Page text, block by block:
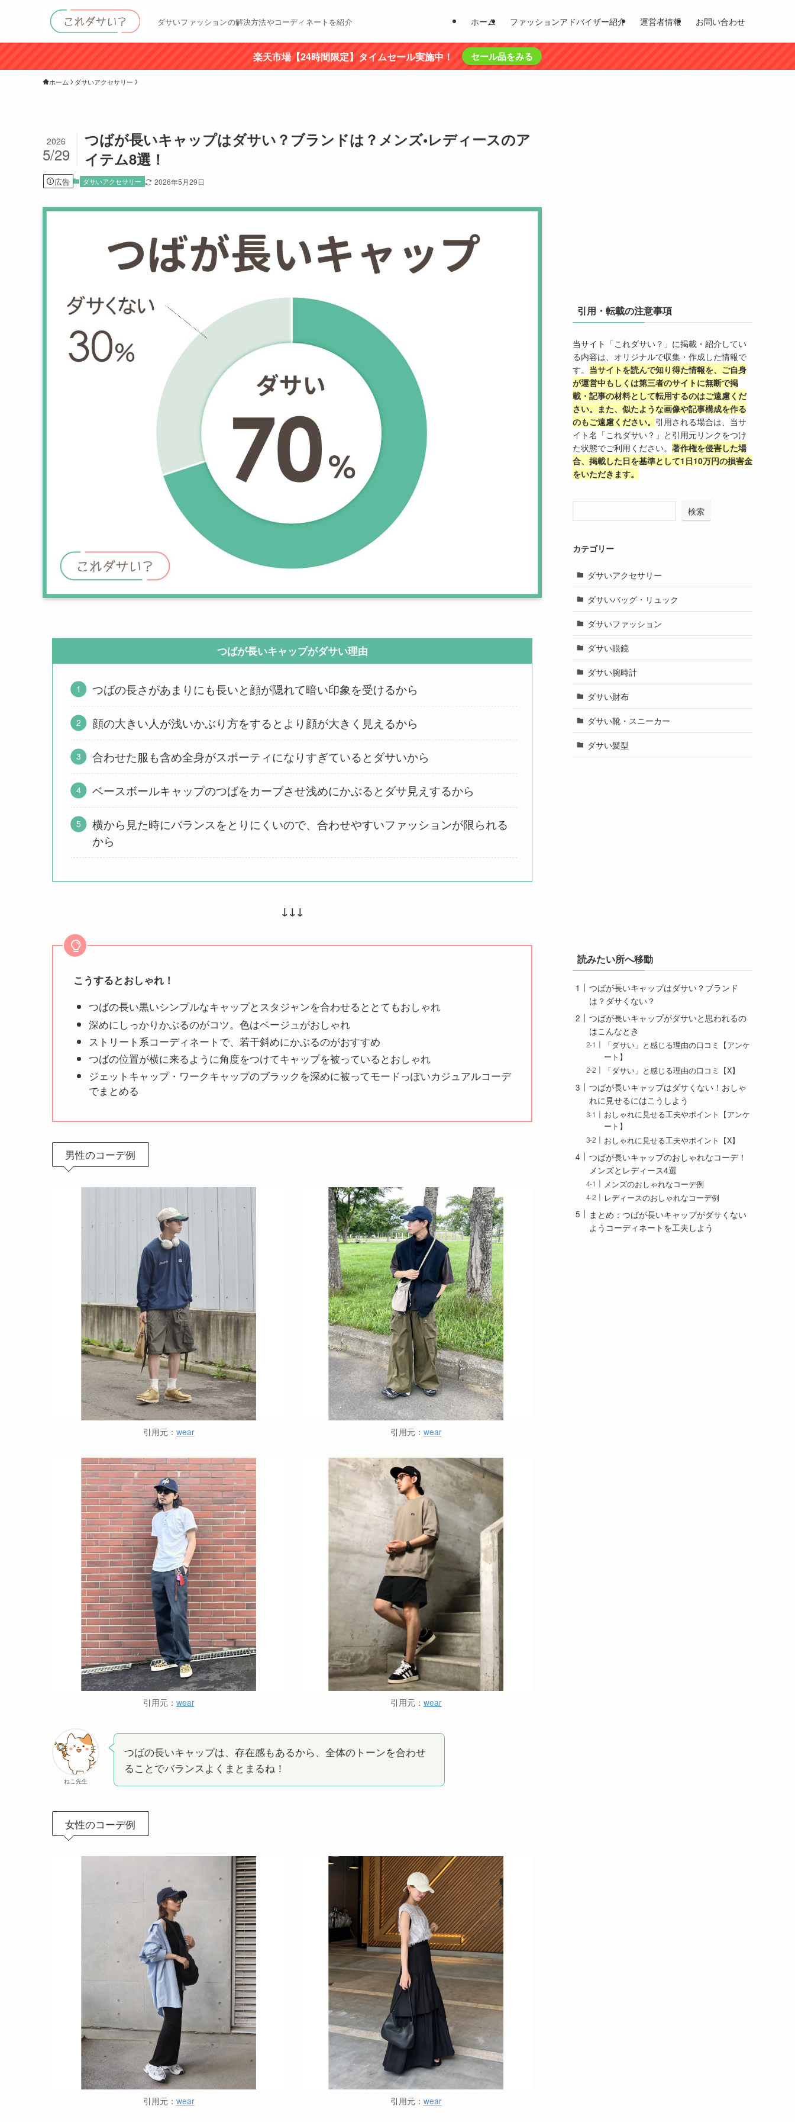
ダサいファッションの解決方法やコーディネートを紹介 ホーム ファッションアドバイザー紹介 運営者情報 お問い合わせ
楽天市場【24時間限定】タイムセール実施中！ セール品をみる
ホーム ダサいアクセサリー
つばが長いキャップはダサい？ブランドは？メンズ•レディースのア
イテム8選！
2026
5/29
広告 ダサいアクセサリー 2026年5月29日
つばが長いキャップがダサい理由
つばの長さがあまりにも長いと顔が隠れて暗い印象を受けるから
顔の大きい人が浅いかぶり方をするとより顔が大きく見えるから
合わせた服も含め全身がスポーティになりすぎているとダサいから
ベースボールキャップのつばをカーブさせ浅めにかぶるとダサ見えするから
横から見た時にバランスをとりにくいので、合わせやすいファッションが限られる
から
↓↓↓
こうするとおしゃれ！
つばの長い黒いシンプルなキャップとスタジャンを合わせるととてもおしゃれ
深めにしっかりかぶるのがコツ。色はベージュがおしゃれ
ストリート系コーディネートで、若干斜めにかぶるのがおすすめ
つばの位置が横に来るように角度をつけてキャップを被っているとおしゃれ
ジェットキャップ・ワークキャップのブラックを深めに被ってモードっぽいカジュアルコーデ
でまとめる
男性のコーデ例
引用元： wear 引用元： wear
引用元： wear 引用元： wear
ねこ先生
つばの長いキャップは、存在感もあるから、全体のトーンを合わせ
ることでバランスよくまとまるね！
女性のコーデ例
引用元： wear 引用元： wear
引用・転載の注意事項
当サイト「これダサい？」に掲載・紹介してい
る内容は、オリジナルで収集・作成した情報で
す。 当サイトを読んで知り得た情報を、ご自身
が運営中もしくは第三者のサイトに無断で掲
載・記事の材料として転用するのはご遠慮くだ
さい。また、似たような画像や記事構成を作る
のもご遠慮ください。 引用される場合は、当サ
イト名「これダサい？」と引用元リンクをつけ
た状態でご利用ください。 著作権を侵害した場
合、掲載した日を基準として1日10万円の損害金
をいただきます。
検索
カテゴリー
ダサいアクセサリー
ダサいバッグ・リュック
ダサいファッション
ダサい眼鏡
ダサい腕時計
ダサい財布
ダサい靴・スニーカー
ダサい髪型
読みたい所へ移動
つばが長いキャップはダサい？ブランド
は？ダサくない？
つばが長いキャップがダサいと思われるの
はこんなとき
「ダサい」と感じる理由の口コミ【アンケ
ート】
「ダサい」と感じる理由の口コミ【X】
つばが長いキャップはダサくない！おしゃ
れに見せるにはこうしよう
おしゃれに見せる工夫やポイント【アンケ
ート】
おしゃれに見せる工夫やポイント【X】
つばが長いキャップのおしゃれなコーデ！
メンズとレディース4選
メンズのおしゃれなコーデ例
レディースのおしゃれなコーデ例
まとめ：つばが長いキャップがダサくない
ようコーディネートを工夫しよう